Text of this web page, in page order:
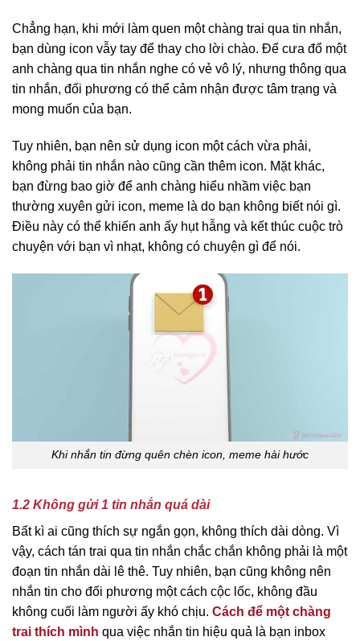
Chẳng hạn, khi mới làm quen một chàng trai qua tin nhắn,
bạn dùng icon vẫy tay để thay cho lời chào. Để cưa đổ một
anh chàng qua tin nhắn nghe có vẻ vô lý, nhưng thông qua
tin nhắn, đối phương có thể cảm nhận được tâm trạng và
mong muốn của bạn.
Tuy nhiên, bạn nên sử dụng icon một cách vừa phải,
không phải tin nhắn nào cũng cần thêm icon. Mặt khác,
bạn đừng bao giờ để anh chàng hiểu nhầm việc bạn
thường xuyên gửi icon, meme là do bạn không biết nói gì.
Điều này có thể khiến anh ấy hụt hẫng và kết thúc cuộc trò
chuyện với bạn vì nhạt, không có chuyện gì để nói.
Khi nhắn tin đừng quên chèn icon, meme hài hước
1.2 Không gửi 1 tin nhắn quá dài
Bất kì ai cũng thích sự ngắn gọn, không thích dài dòng. Vì
vậy, cách tán trai qua tin nhắn chắc chắn không phải là một
đoạn tin nhắn dài lê thê. Tuy nhiên, bạn cũng không nên
nhắn tin cho đối phương một cách cộc lốc, không đầu
không cuối làm người ấy khó chịu. Cách để một chàng
trai thích mình qua việc nhắn tin hiệu quả là bạn inbox